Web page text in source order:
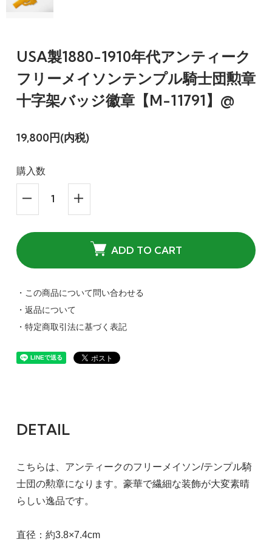
USA製1880-1910年代アンティーク
フリーメイソンテンプル騎士団勲章
十字架バッジ徽章【M-11791】@
19,800円(内税)
購入数
ADD TO CART
・この商品について問い合わせる
・返品について
・特定商取引法に基づく表記
DETAIL
こちらは、アンティークのフリーメイソン/テンプル騎
士団の勲章になります。豪華で繊細な装飾が大変素晴
らしい逸品です。
直径：約3.8×7.4cm